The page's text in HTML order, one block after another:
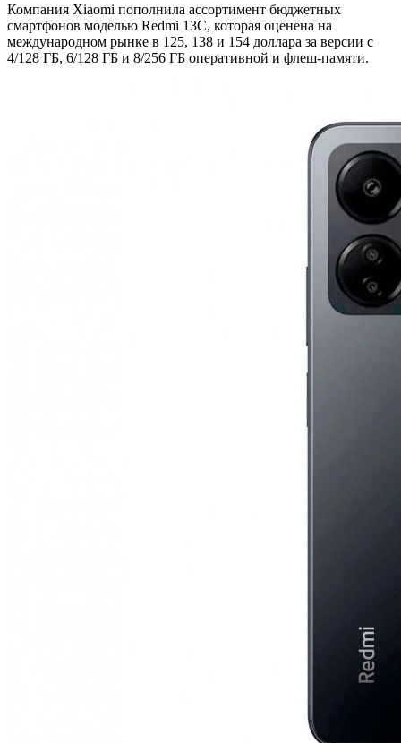
Компания Xiaomi пополнила ассортимент бюджетных
смартфонов моделью Redmi 13C, которая оценена на
международном рынке в 125, 138 и 154 доллара за версии с
4/128 ГБ, 6/128 ГБ и 8/256 ГБ оперативной и флеш-памяти.